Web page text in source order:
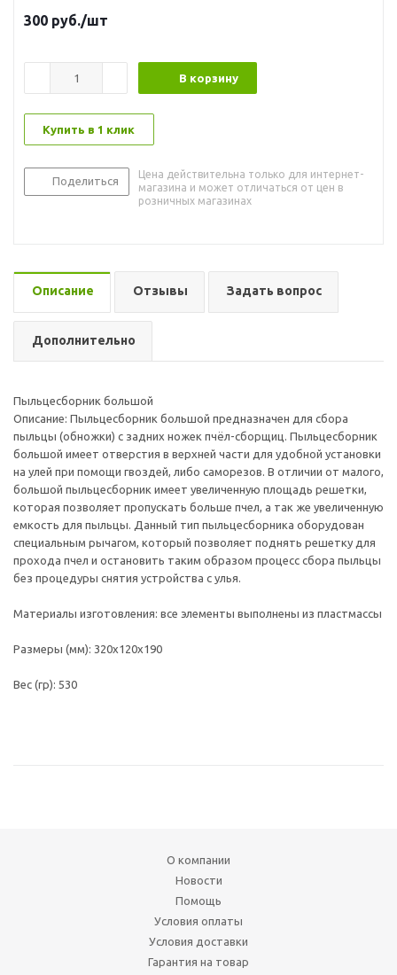
300 руб./шт
В корзину
Купить в 1 клик
Поделиться
Цена действительна только для интернет-
магазина и может отличаться от цен в
розничных магазинах
Описание Отзывы Задать вопрос
Дополнительно
Пыльцесборник большой
Описание: Пыльцесборник большой предназначен для сбора
пыльцы (обножки) с задних ножек пчёл-сборщиц. Пыльцесборник
большой имеет отверстия в верхней части для удобной установки
на улей при помощи гвоздей, либо саморезов. В отличии от малого,
большой пыльцесборник имеет увеличенную площадь решетки,
которая позволяет пропускать больше пчел, а так же увеличенную
емкость для пыльцы. Данный тип пыльцесборника оборудован
специальным рычагом, который позволяет поднять решетку для
прохода пчел и остановить таким образом процесс сбора пыльцы
без процедуры снятия устройства с улья.
Материалы изготовления: все элементы выполнены из пластмассы
Размеры (мм): 320х120х190
Вес (гр): 530
О компании
Новости
Помощь
Условия оплаты
Условия доставки
Гарантия на товар